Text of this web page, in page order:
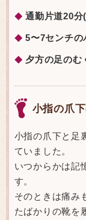
◆ 通勤片道20
◆ 5〜7センチの
◆ 夕方の足のむ
小指の爪
小指の爪下と足
ていました。
いつからかは記
す。
そのときは痛み
たばかりの靴を